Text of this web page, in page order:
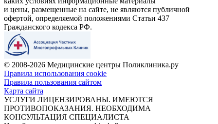
и цены, размещенные на сайте, не являются публичной
офертой, определяемой положениями Статьи 437
Гражданского кодекса РФ.
© 2008-2026 Медицинские центры Поликлиника.ру
Правила использования cookie
Правила пользования сайтом
Карта сайта
УСЛУГИ ЛИЦЕНЗИРОВАНЫ. ИМЕЮТСЯ
ПРОТИВОПОКАЗАНИЯ. НЕОБХОДИМА
КОНСУЛЬТАЦИЯ СПЕЦИАЛИСТА